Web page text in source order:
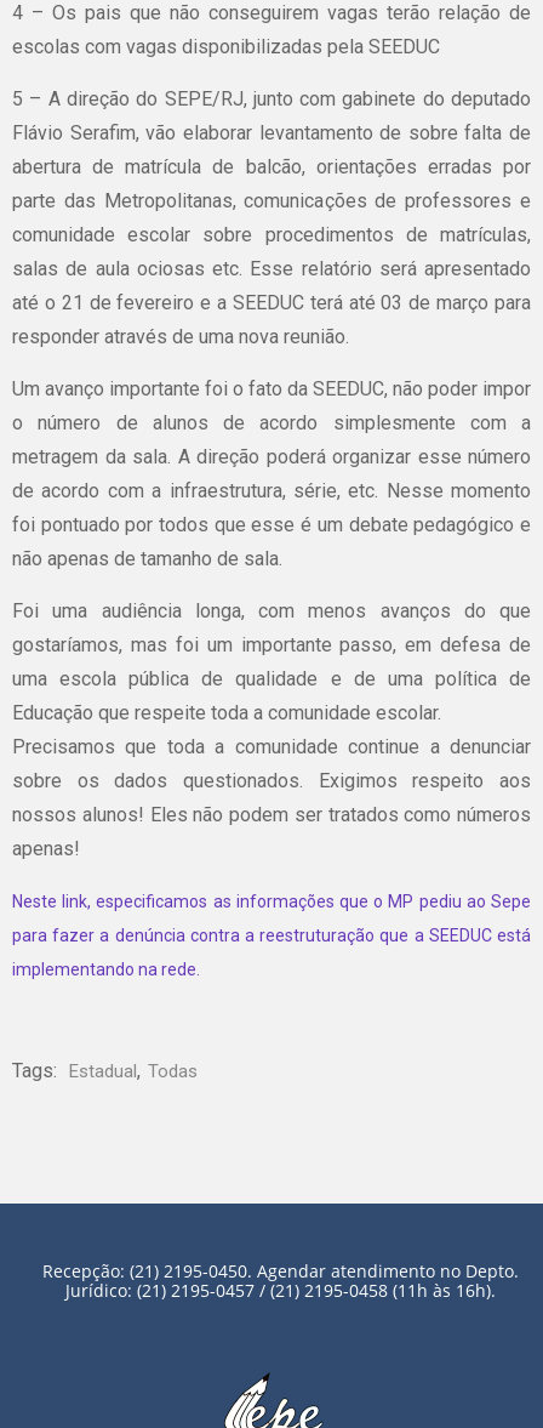
4 – Os pais que não conseguirem vagas terão relação de
escolas com vagas disponibilizadas pela SEEDUC
5 – A direção do SEPE/RJ, junto com gabinete do deputado
Flávio Serafim, vão elaborar levantamento de sobre falta de
abertura de matrícula de balcão, orientações erradas por
parte das Metropolitanas, comunicações de professores e
comunidade escolar sobre procedimentos de matrículas,
salas de aula ociosas etc. Esse relatório será apresentado
até o 21 de fevereiro e a SEEDUC terá até 03 de março para
responder através de uma nova reunião.
Um avanço importante foi o fato da SEEDUC, não poder impor
o número de alunos de acordo simplesmente com a
metragem da sala. A direção poderá organizar esse número
de acordo com a infraestrutura, série, etc. Nesse momento
foi pontuado por todos que esse é um debate pedagógico e
não apenas de tamanho de sala.
Foi uma audiência longa, com menos avanços do que
gostaríamos, mas foi um importante passo, em defesa de
uma escola pública de qualidade e de uma política de
Educação que respeite toda a comunidade escolar.
Precisamos que toda a comunidade continue a denunciar
sobre os dados questionados. Exigimos respeito aos
nossos alunos! Eles não podem ser tratados como números
apenas!
Neste link, especificamos as informações que o MP pediu ao Sepe
para fazer a denúncia contra a reestruturação que a SEEDUC está
implementando na rede.
Tags: Estadual, Todas
Recepção: (21) 2195-0450. Agendar atendimento no Depto.
Jurídico: (21) 2195-0457 / (21) 2195-0458 (11h às 16h).